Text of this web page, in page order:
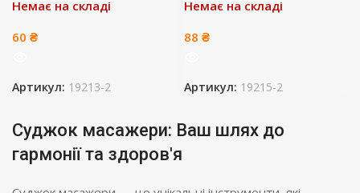
Немає на складі
60 ₴
Артикул: 19213-2
Немає на складі
88 ₴
Артикул: 19215-2
Суджок масажери: Ваш шлях до
гармонії та здоров'я